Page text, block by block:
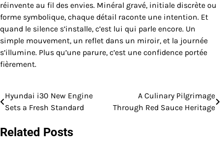
réinvente au fil des envies. Minéral gravé, initiale discrète ou
forme symbolique, chaque détail raconte une intention. Et
quand le silence s’installe, c’est lui qui parle encore. Un
simple mouvement, un reflet dans un miroir, et la journée
s’illumine. Plus qu’une parure, c’est une confidence portée
fièrement.
Post
Hyundai i30 New Engine
Sets a Fresh Standard
A Culinary Pilgrimage
Through Red Sauce Heritage
Related Posts